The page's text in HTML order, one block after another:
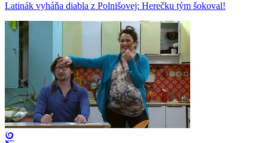
Latinák vyháňa diabla z Polnišovej: Herečku tým šokoval!